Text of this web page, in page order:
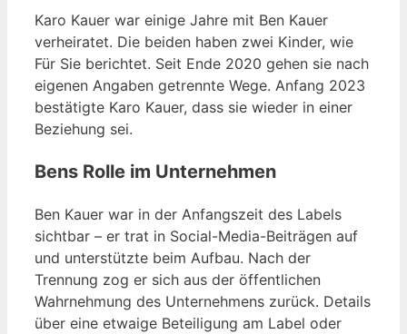
Karo Kauer war einige Jahre mit Ben Kauer
verheiratet. Die beiden haben zwei Kinder, wie
Für Sie berichtet. Seit Ende 2020 gehen sie nach
eigenen Angaben getrennte Wege. Anfang 2023
bestätigte Karo Kauer, dass sie wieder in einer
Beziehung sei.
Bens Rolle im Unternehmen
Ben Kauer war in der Anfangszeit des Labels
sichtbar – er trat in Social-Media-Beiträgen auf
und unterstützte beim Aufbau. Nach der
Trennung zog er sich aus der öffentlichen
Wahrnehmung des Unternehmens zurück. Details
über eine etwaige Beteiligung am Label oder